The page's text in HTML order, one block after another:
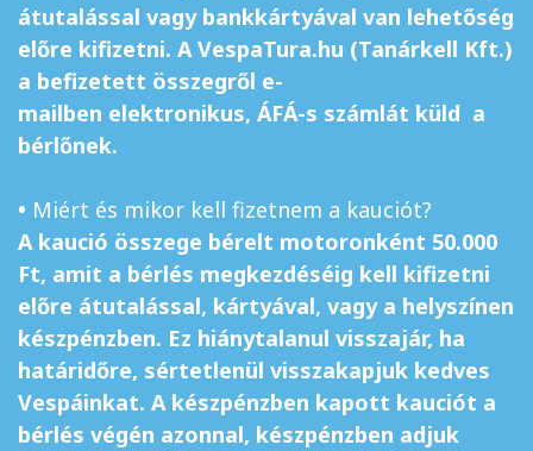
átutalással vagy bankkártyával van lehetőség
előre kifizetni. A VespaTura.hu (Tanárkell Kft.)
a befizetett összegről e-
mailben elektronikus, ÁFÁ-s számlát küld a
bérlőnek.
• Miért és mikor kell fizetnem a kauciót?
A kaució összege bérelt motoronként 50.000
Ft, amit a bérlés megkezdéséig kell kifizetni
előre átutalással, kártyával, vagy a helyszínen
készpénzben. Ez hiánytalanul visszajár, ha
határidőre, sértetlenül visszakapjuk kedves
Vespáinkat. A készpénzben kapott kauciót a
bérlés végén azonnal, készpénzben adjuk